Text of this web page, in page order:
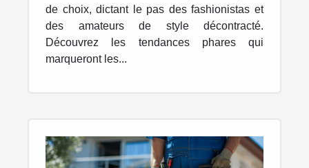
de choix, dictant le pas des fashionistas et
des amateurs de style décontracté.
Découvrez les tendances phares qui
marqueront les...